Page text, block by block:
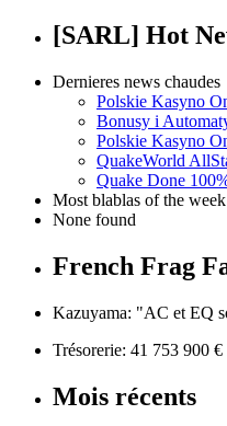
[SARL] Hot
Dernieres news chaudes
Polskie Kasyno
Bonusy i
Polskie Kasyno
QuakeWorld
Quake Done
Most blablas of the week
None found
French Frag
Kazuyama: "AC et EQ
Trésorerie: 41 753 900
Mois récents